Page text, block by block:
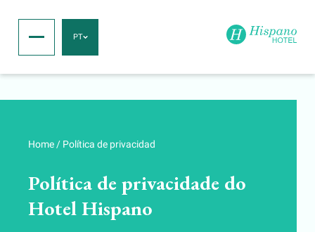
PT
Home / Política de privacidad
Política de privacidade do
Hotel Hispano